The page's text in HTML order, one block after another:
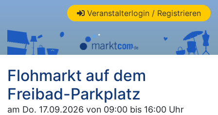
Veranstalterlogin / Registrieren
Flohmarkt auf dem
Freibad-Parkplatz
am Do. 17.09.2026 von 09:00 bis 16:00 Uhr